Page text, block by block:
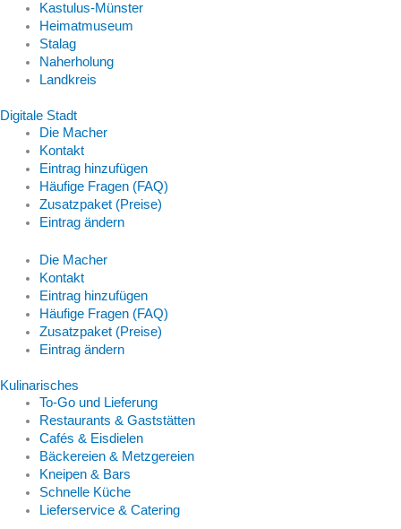
Kastulus-Münster
Heimatmuseum
Stalag
Naherholung
Landkreis
Digitale Stadt
Die Macher
Kontakt
Eintrag hinzufügen
Häufige Fragen (FAQ)
Zusatzpaket (Preise)
Eintrag ändern
Die Macher
Kontakt
Eintrag hinzufügen
Häufige Fragen (FAQ)
Zusatzpaket (Preise)
Eintrag ändern
Kulinarisches
To-Go und Lieferung
Restaurants & Gaststätten
Cafés & Eisdielen
Bäckereien & Metzgereien
Kneipen & Bars
Schnelle Küche
Lieferservice & Catering